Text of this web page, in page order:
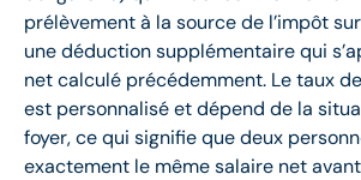
prélèvement à la source de l’impôt
une déduction supplémentaire qui
net calculé précédemment. Le taux
est personnalisé et dépend de la
foyer, ce qui signifie que deux
exactement le même salaire net